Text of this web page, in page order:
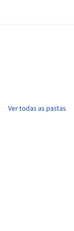
Ver todas as pastas